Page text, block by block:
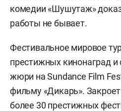
комедии «Шушутаж»
работы не бывает.
Фестивальное мировое
престижных кинонаград
жюри на Sundance Film
фильму «Дикарь».
более 30 престижных